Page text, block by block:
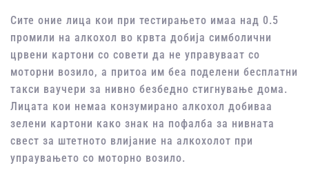
Сите оние лица кои при тестирањето имаа над 0.5
промили на алкохол во крвта добија симболични
црвени картони со совети да не управуваат со
моторни возило, а притоа им беа поделени бесплатни
такси ваучери за нивно безбедно стигнување дома.
Лицата кои немаа конзумирано алкохол добиваа
зелени картони како знак на пофалба за нивната
свест за штетното влијание на алкохолот при
упраувањето со моторно возило.